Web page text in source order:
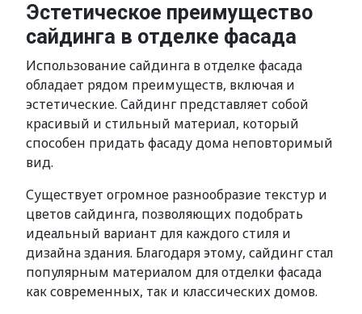
Эстетическое преимущество
сайдинга в отделке фасада
Использование сайдинга в отделке фасада
обладает рядом преимуществ, включая и
эстетические. Сайдинг представляет собой
красивый и стильный материал, который
способен придать фасаду дома неповторимый
вид.
Существует огромное разнообразие текстур и
цветов сайдинга, позволяющих подобрать
идеальный вариант для каждого стиля и
дизайна здания. Благодаря этому, сайдинг стал
популярным материалом для отделки фасада
как современных, так и классических домов.